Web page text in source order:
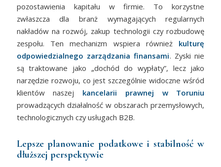
pozostawienia kapitału w firmie. To korzystne
zwłaszcza dla branż wymagających regularnych
nakładów na rozwój, zakup technologii czy rozbudowę
zespołu. Ten mechanizm wspiera również kulturę
odpowiedzialnego zarządzania finansami. Zyski nie
są traktowane jako „dochód do wypłaty”, lecz jako
narzędzie rozwoju, co jest szczególnie widoczne wśród
klientów naszej kancelarii prawnej w Toruniu
prowadzących działalność w obszarach przemysłowych,
technologicznych czy usługach B2B.
Lepsze planowanie podatkowe i stabilność w
dłuższej perspektywie